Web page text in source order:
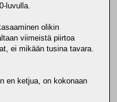
luvulla.
olikin
viimeistä piirtoa
ei mikään tusina tavara.
en ketjua, on kokonaan